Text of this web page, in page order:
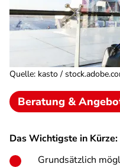
Quelle: kasto /
Beratung &
Das Wichtigste in Kürze:
Grundsätzlich